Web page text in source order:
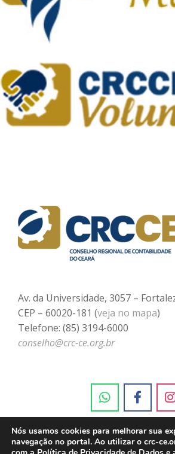
Av. da Universidade, 3057 –
CEP – 60020-181 (veja no mapa)
Telefone: (85) 3194-6000
conselho@crc-ce.org.br
Nós usamos cookies para melhorar sua
navegação no portal. Ao utilizar o crc-